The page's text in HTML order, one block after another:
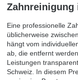
Zahnreinigung
Eine professionelle
üblicherweise
hängt vom
ab, die entfernt
Leistungen
Schweiz. In diesem